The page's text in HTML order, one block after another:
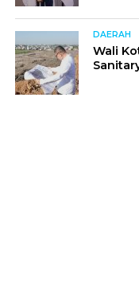
DAERAH
Wali